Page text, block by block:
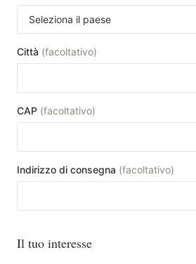
Città (facoltativo)
CAP (facoltativo)
Indirizzo di consegna (facoltativo)
Il tuo interesse